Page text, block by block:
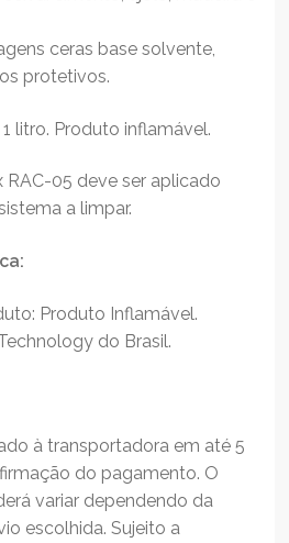
ceras base solvente,
protetivos.
litro. Produto inflamável.
RAC-05 deve ser aplicado
a limpar.
Produto Inflamável.
do Brasil.
à transportadora em até 5
do pagamento. O
variar dependendo da
escolhida. Sujeito a